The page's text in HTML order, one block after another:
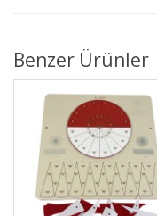
Benzer Ürünler